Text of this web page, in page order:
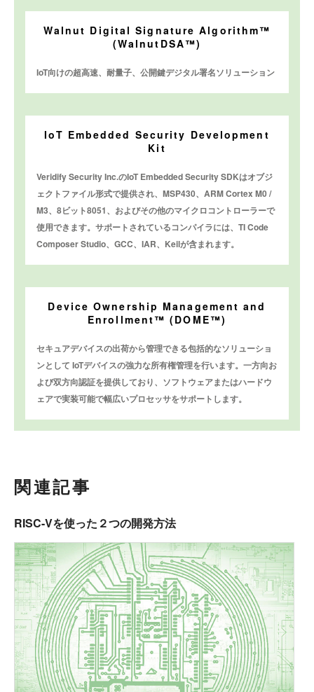
Walnut Digital Signature Algorithm™
(WalnutDSA™)
IoT向けの超高速、耐量子、公開鍵デジタル署名ソリューション
IoT Embedded Security Development
Kit
Veridify Security Inc.のIoT Embedded Security SDKはオブジ
ェクトファイル形式で提供され、MSP430、ARM Cortex M0 /
M3、8ビット8051、およびその他のマイクロコントローラーで
使用できます。サポートされているコンパイラには、TI Code
Composer Studio、GCC、IAR、Keilが含まれます。
Device Ownership Management and
Enrollment™ (DOME™)
セキュアデバイスの出荷から管理できる包括的なソリューショ
ンとして IoTデバイスの強力な所有権管理を行います。一方向お
よび双方向認証を提供しており、ソフトウェアまたはハードウ
ェアで実装可能で幅広いプロセッサをサポートします。
関連記事
RISC-Vを使った２つの開発方法